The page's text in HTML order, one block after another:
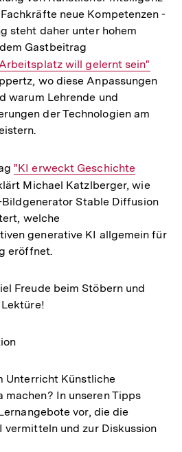
neue Kompetenzen -
steht daher unter hohem
Gastbeitrag
will gelernt sein"
wo diese Anpassungen
warum Lehrende und
der Technologien am
Interner
Link:
"KI erweckt Geschichte
Michael Katzlberger, wie
Stable Diffusion
welche
generative KI allgemein für
eröffnet.
Freude beim Stöbern und
Unterricht Künstliche
machen? In unseren Tipps
vor, die die
vermitteln und zur Diskussion